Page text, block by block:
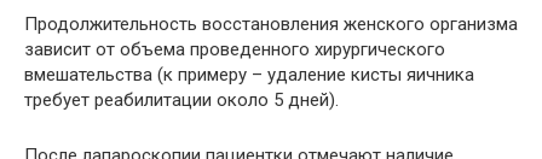
Продолжительность восстановления женского организма
зависит от объема проведенного хирургического
вмешательства (к примеру – удаление кисты яичника
требует реабилитации около 5 дней).